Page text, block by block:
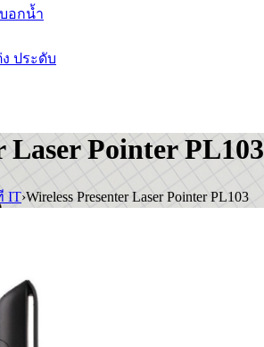
อกน้ำ
ประดับ
Laser Pointer PL103
IT›Wireless Presenter Laser Pointer PL103